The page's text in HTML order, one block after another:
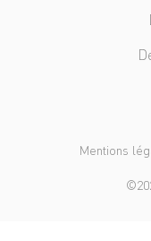
Mentions